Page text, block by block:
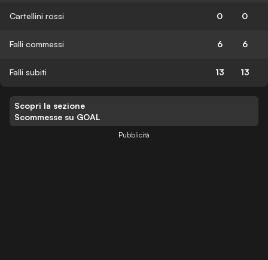
Cartellini rossi 0 0
Falli commessi 6 6
Falli subiti 13 13
Scopri la sezione
Scommesse su GOAL
Pubblicità